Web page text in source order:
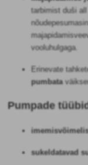
tarbimist duši
vooluhulgaga.
Erinevate
pumbata
Pumpade
sukeldatavad